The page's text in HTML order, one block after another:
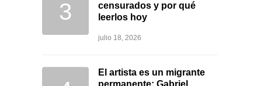
censurados y por qué
leerlos hoy
julio 18, 2026
El artista es un migrante